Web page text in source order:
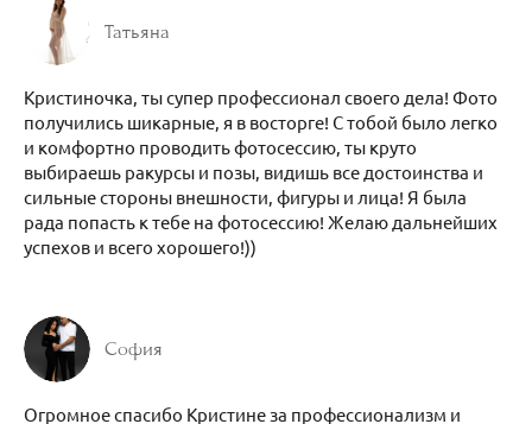
Татьяна
Кристиночка, ты супер профессионал своего дела! Фото
получились шикарные, я в восторге! С тобой было легко
и комфортно проводить фотосессию, ты круто
выбираешь ракурсы и позы, видишь все достоинства и
сильные стороны внешности, фигуры и лица! Я была
рада попасть к тебе на фотосессию! Желаю дальнейших
успехов и всего хорошего!))
София
Огромное спасибо Кристине за профессионализм и